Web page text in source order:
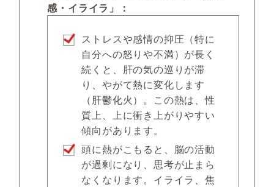
感・イライラ」：
ストレスや感情の抑圧（特に
自分への怒りや不満）が長く
続くと、肝の気の巡りが滞
り、やがて熱に変化します
（肝鬱化火）。この熱は、性
質上、上に衝き上がりやすい
傾向があります。
頭に熱がこもると、脳の活動
が過剰になり、思考が止まら
なくなります。イライラ、焦